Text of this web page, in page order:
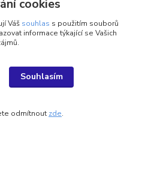
cookies
Váš souhlas s použitím souborů
informace týkající se Vašich
Souhlasím
odmítnout zde.